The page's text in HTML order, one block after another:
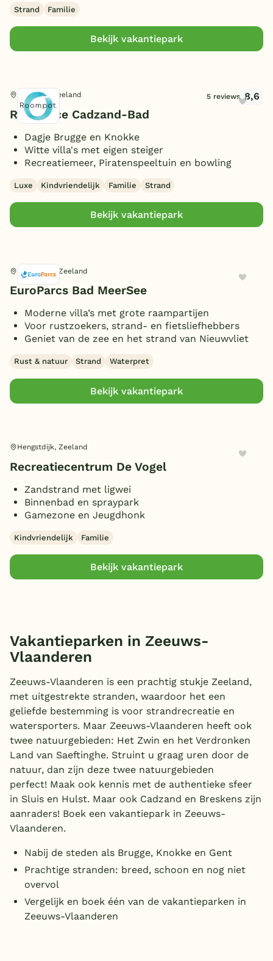
Strand Familie
Bekijk vakantiepark
Cadzand, Zeeland 5 reviews 8,6
Résidence Cadzand-Bad
Dagje Brugge en Knokke
Witte villa's met eigen steiger
Recreatiemeer, Piratenspeeltuin en bowling
Luxe Kindvriendelijk Familie Strand
Bekijk vakantiepark
Nieuwvliet, Zeeland
EuroParcs Bad MeerSee
Moderne villa’s met grote raampartijen
Voor rustzoekers, strand- en fietsliefhebbers
Geniet van de zee en het strand van Nieuwvliet
Rust & natuur Strand Waterpret
Bekijk vakantiepark
Hengstdijk, Zeeland
Recreatiecentrum De Vogel
Zandstrand met ligwei
Binnenbad en spraypark
Gamezone en Jeugdhonk
Kindvriendelijk Familie
Bekijk vakantiepark
Vakantieparken in Zeeuws-
Vlaanderen
Zeeuws-Vlaanderen is een prachtig stukje Zeeland,
met uitgestrekte stranden, waardoor het een
geliefde bestemming is voor strandrecreatie en
watersporters. Maar Zeeuws-Vlaanderen heeft ook
twee natuurgebieden: Het Zwin en het Verdronken
Land van Saeftinghe. Struint u graag uren door de
natuur, dan zijn deze twee natuurgebieden
perfect! Maak ook kennis met de authentieke sfeer
in Sluis en Hulst. Maar ook Cadzand en Breskens zijn
aanraders! Boek een vakantiepark in Zeeuws-
Vlaanderen.
Nabij de steden als Brugge, Knokke en Gent
Prachtige stranden: breed, schoon en nog niet
overvol
Vergelijk en boek één van de vakantieparken in
Zeeuws-Vlaanderen